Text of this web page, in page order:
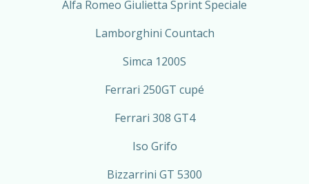
Alfa Romeo Giulietta Sprint Speciale
Lamborghini Countach
Simca 1200S
Ferrari 250GT cupé
Ferrari 308 GT4
Iso Grifo
Bizzarrini GT 5300